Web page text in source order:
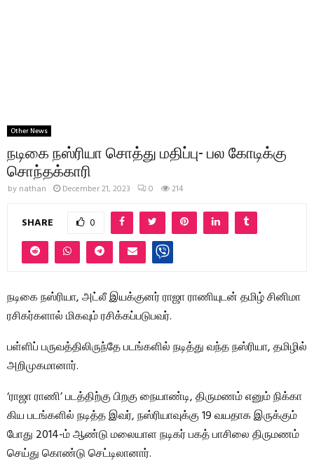
Other News
நடிகை நஸ்ரியா சொத்து மதிப்பு- பல கோடிக்கு
சொந்தக்காரி
by nathan December 21, 2023 0 214
SHARE 0
நடிகை நஸ்ரியா, அட்லீ இயக்குனர் ராஜா ராணியுடன் தமிழ் சினிமா
ரசிகர்களால் மிகவும் ரசிக்கப்படுபவர்.
பள்ளிப் பருவத்திலிருந்தே படங்களில் நடித்து வந்த நஸ்ரியா, தமிழில்
அறிமுகமானார்.
‘ராஜா ராணி’ படத்திற்கு பிறகு நையாண்டி, திருமணம் எனும் நிக்கா
கிய படங்களில் நடித்த இவர், நஸ்ரியாவுக்கு 19 வயதாக இருக்கும்
போது 2014-ம் ஆண்டு மலையாள நடிகர் பகத் பாசிலை திருமணம்
செய்து கொண்டு செட்டிலானார்.